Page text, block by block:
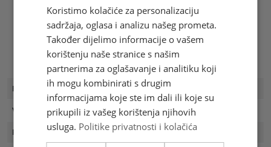
FDC Broj FDC 13/23
Vrijednost 4,80 KM
Prvi dan 01.12.2023
Koristimo kolačiće za personalizaciju
sadržaja, oglasa i analizu našeg prometa.
Također dijelimo informacije o vašem
korištenju naše stranice s našim
partnerima za oglašavanje i analitiku koji
ih mogu kombinirati s drugim
informacijama koje ste im dali ili koje su
prikupili iz vašeg korištenja njihovih
usluga. Politike privatnosti i kolačića